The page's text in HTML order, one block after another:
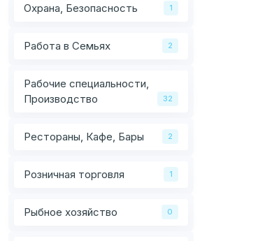
Охрана, Безопасность 1
Работа в Семьях 2
Рабочие специальности,
Производство
32
Рестораны, Кафе, Бары 2
Розничная торговля 1
Рыбное хозяйство 0